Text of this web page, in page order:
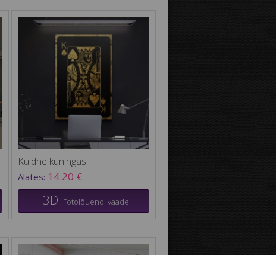
Kuldne kuningas
Alates: 14.20 €
3D Fotolõuendi vaade